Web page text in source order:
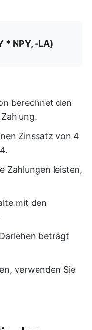
* NPY, -LA)
berechnet den
Zinssatz von 4
Zahlungen leisten,
mit den
beträgt
verwenden Sie